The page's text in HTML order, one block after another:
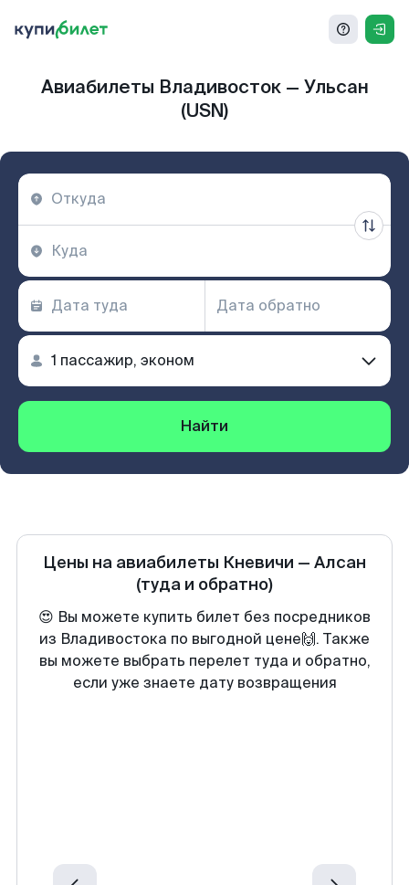
Авиабилеты Владивосток — Ульсан
(USN)
Найти
Цены на авиабилеты Кневичи — Алсан
(туда и обратно)
😍 Вы можете купить билет без посредников
из Владивостока по выгодной цене🙌. Также
вы можете выбрать перелет туда и обратно,
если уже знаете дату возвращения